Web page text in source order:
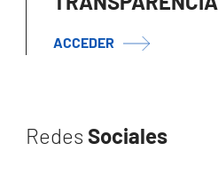
ACCEDER
Redes Sociales